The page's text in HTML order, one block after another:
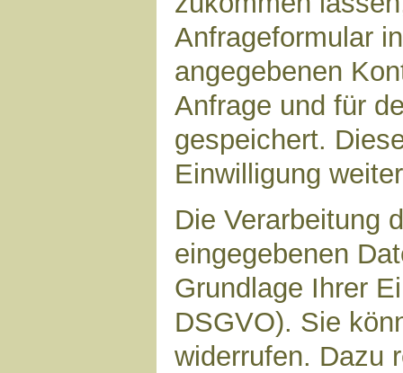
Anfrageformular
angegebenen
Anfrage und für
gespeichert.
Einwilligung
Die Verarbeitung
eingegebenen
Grundlage Ihrer
DSGVO). Sie
widerrufen. Dazu